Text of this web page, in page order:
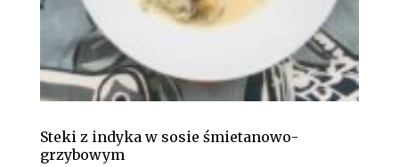
Steki z indyka w sosie śmietanowo-
grzybowym